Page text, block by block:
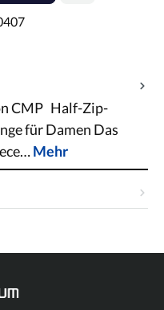
CMP Half-Zip-
für Damen Das
Mehr